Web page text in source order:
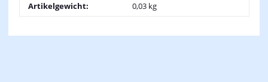
Artikelgewicht:
0,03 kg